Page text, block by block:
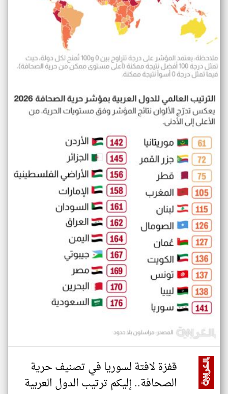
قفزة لافتة لسوريا في تصنيف حرية
الصحافة.. إليكم ترتيب الدول العربية